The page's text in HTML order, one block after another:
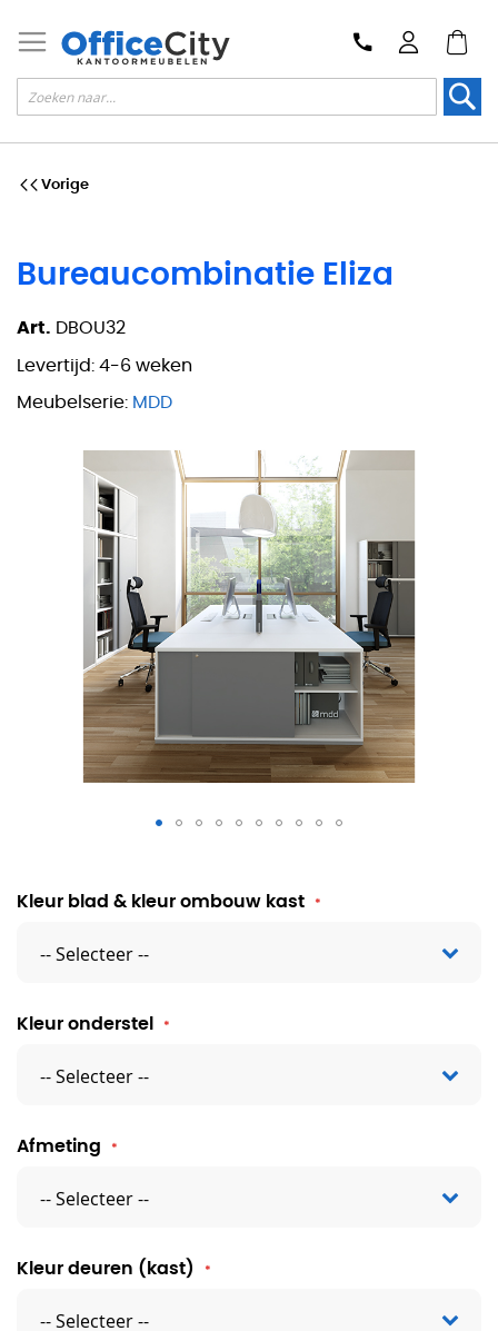
Bureaucombinatie Eliza
Art. DBOU32
Levertijd: 4-6 weken
Meubelserie: MDD
Bureaucombinatie Eliza
Kleur blad & kleur ombouw kast
Kleur onderstel
Afmeting
Kleur deuren (kast)
Vorige